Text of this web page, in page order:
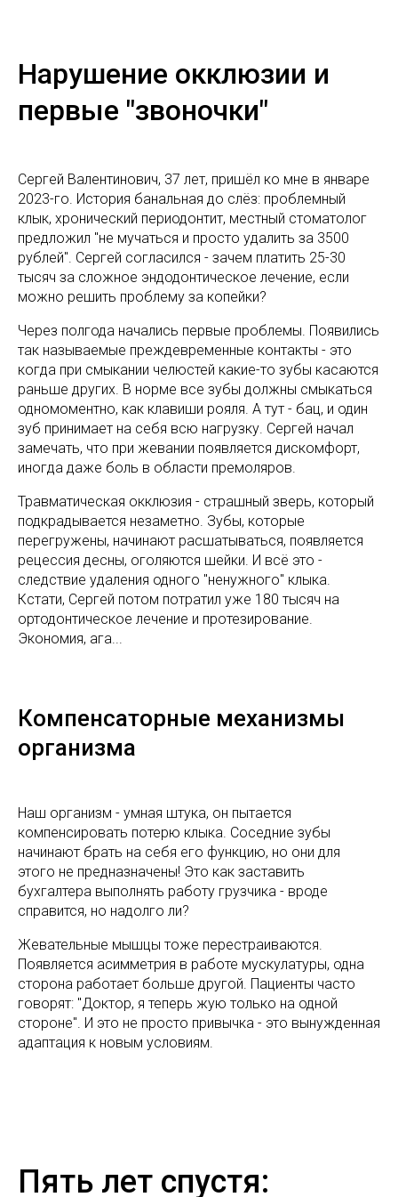
Нарушение окклюзии и
первые "звоночки"
Сергей Валентинович, 37 лет, пришёл ко мне в январе
2023-го. История банальная до слёз: проблемный
клык, хронический периодонтит, местный стоматолог
предложил "не мучаться и просто удалить за 3500
рублей". Сергей согласился - зачем платить 25-30
тысяч за сложное эндодонтическое лечение, если
можно решить проблему за копейки?
Через полгода начались первые проблемы. Появились
так называемые преждевременные контакты - это
когда при смыкании челюстей какие-то зубы касаются
раньше других. В норме все зубы должны смыкаться
одномоментно, как клавиши рояля. А тут - бац, и один
зуб принимает на себя всю нагрузку. Сергей начал
замечать, что при жевании появляется дискомфорт,
иногда даже боль в области премоляров.
Травматическая окклюзия - страшный зверь, который
подкрадывается незаметно. Зубы, которые
перегружены, начинают расшатываться, появляется
рецессия десны, оголяются шейки. И всё это -
следствие удаления одного "ненужного" клыка.
Кстати, Сергей потом потратил уже 180 тысяч на
ортодонтическое лечение и протезирование.
Экономия, ага...
Компенсаторные механизмы
организма
Наш организм - умная штука, он пытается
компенсировать потерю клыка. Соседние зубы
начинают брать на себя его функцию, но они для
этого не предназначены! Это как заставить
бухгалтера выполнять работу грузчика - вроде
справится, но надолго ли?
Жевательные мышцы тоже перестраиваются.
Появляется асимметрия в работе мускулатуры, одна
сторона работает больше другой. Пациенты часто
говорят: "Доктор, я теперь жую только на одной
стороне". И это не просто привычка - это вынужденная
адаптация к новым условиям.
Пять лет спустя: